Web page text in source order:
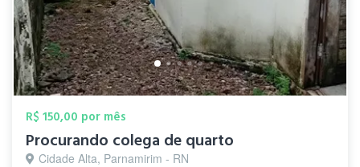
R$ 150,00 por mês
Procurando colega de quarto
Cidade Alta, Parnamirim - RN